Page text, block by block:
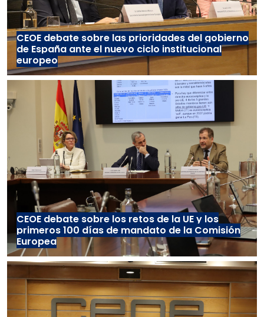
CEOE debate sobre las prioridades del gobierno
de España ante el nuevo ciclo institucional
europeo
CEOE debate sobre los retos de la UE y los
primeros 100 días de mandato de la Comisión
Europea